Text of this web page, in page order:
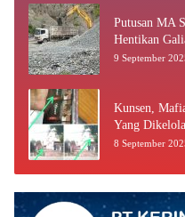
Putusan MA
Hentikan
9 September
Kunsen,
Yang
Bea Cukai
8 September